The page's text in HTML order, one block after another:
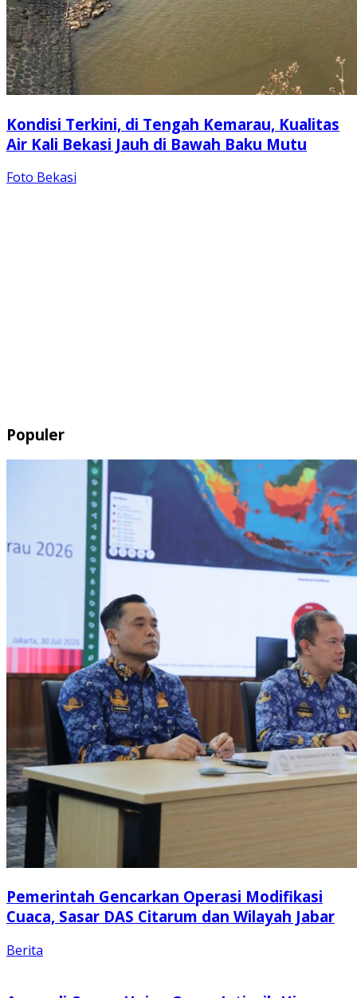
Kondisi Terkini, di Tengah Kemarau, Kualitas
Air Kali Bekasi Jauh di Bawah Baku Mutu
Foto Bekasi
Populer
Pemerintah Gencarkan Operasi Modifikasi
Cuaca, Sasar DAS Citarum dan Wilayah Jabar
Berita